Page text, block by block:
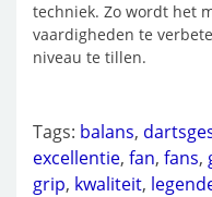
techniek. Zo wordt het
vaardigheden te
niveau te tillen.
Tags: balans,
excellentie, fan, fans,
grip, kwaliteit,